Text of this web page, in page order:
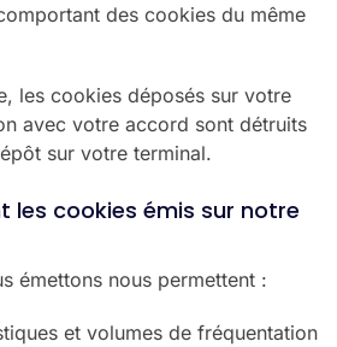
des cookies du même
les cookies déposés sur votre
avec votre accord sont détruits
sur votre terminal.
les cookies émis sur notre
émettons nous permettent :
et volumes de fréquentation